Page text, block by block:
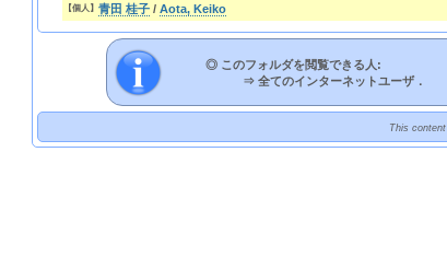
【個人】青田 桂子 /Aota, Keiko
◎ このフォルダを閲覧できる人:
⇒全てのインターネットユーザ．
This